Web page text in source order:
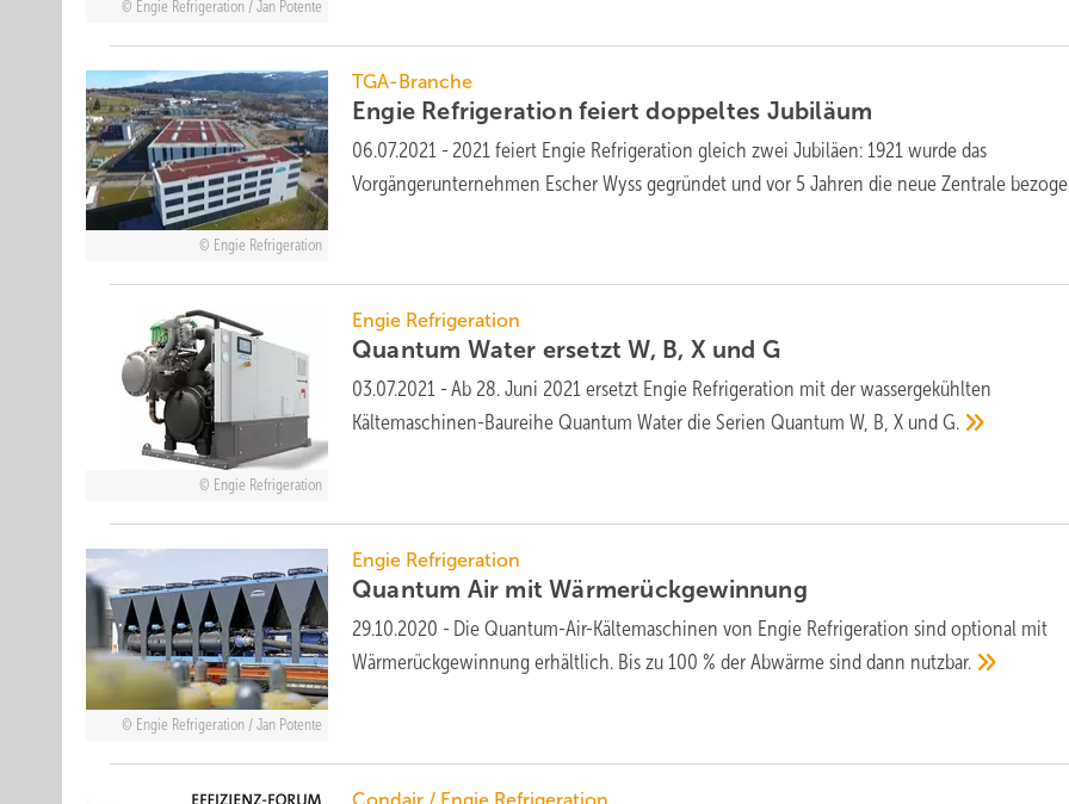
Engie Refrigeration / Jan Potente
Engie Refrigeration
TGA-Branche
Engie Refrigeration feiert doppeltes Jubiläum
06.07.2021 - 2021 feiert Engie Refrigeration gleich zwei Jubiläen: 1921 wurde das
Vorgängerunternehmen Escher Wyss gegründet und vor 5 Jahren die neue Zentrale
Engie Refrigeration
Engie Refrigeration
Quantum Water ersetzt W, B, X und G
03.07.2021 - Ab 28. Juni 2021 ersetzt Engie Refrigeration mit der wassergekühlten
Kältemaschinen-Baureihe Quantum Water die Serien Quantum W, B, X undG.
Engie Refrigeration / Jan Potente
Engie Refrigeration
Quantum Air mitWärmerückgewinnung
29.10.2020 - Die Quantum-Air-Kältemaschinen von Engie Refrigeration sind optional mit
Wärmerückgewinnung erhältlich. Bis zu 100 % der Abwärme sind dann nutzbar.
Condair / Engie Refrigeration